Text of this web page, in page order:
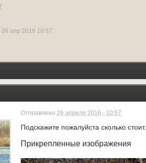
26 апр 2016 10:57
Отправлено26 апреля 2016 - 10:57
Подскажите пожалуйста сколько стоит.
Прикрепленные изображения